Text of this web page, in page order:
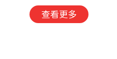
物金
查看更多